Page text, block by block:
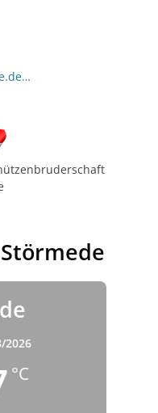
2026
°C